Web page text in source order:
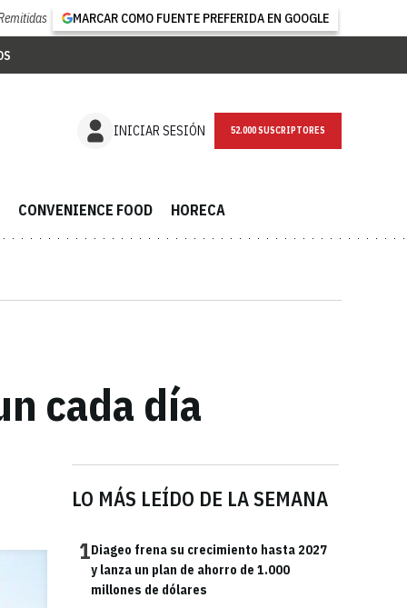
MARCAR COMO FUENTE PREFERIDA EN GOOGLE
INICIAR SESIÓN NEWSLETTER
CONVENIENCE FOOD HORECA
cada día
LO MÁS LEÍDO DE LA SEMANA
1Diageo frena su crecimiento hasta 2027
y lanza un plan de ahorro de 1.000
millones de dólares